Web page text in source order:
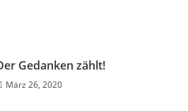
Gedanken zählt!
März 26, 2020